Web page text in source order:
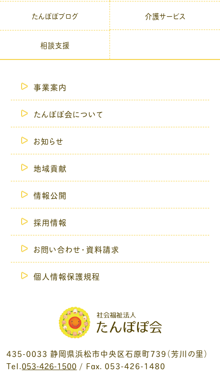
たんぽぽブログ 介護サービス
相談支援
事業案内
たんぽぽ会について
お知らせ
地域貢献
情報公開
採用情報
お問い合わせ・資料請求
個人情報保護規程
435-0033 静岡県浜松市中央区石原町739（芳川の里）
Tel.053-426-1500 / Fax. 053-426-1480